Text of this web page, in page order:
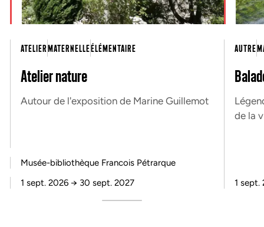
ATELIERMATERNELLEÉLÉMENTAIRE
Atelier nature
Autour de l'exposition de Marine Guillemot
Musée-bibliothèque Francois Pétrarque
1 sept. 2026→ 30 sept. 2027
AUTRE
de la
1 sept.